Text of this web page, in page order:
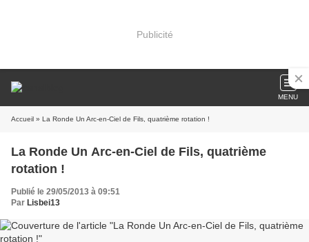
Publicité
MENU
Accueil » La Ronde Un Arc-en-Ciel de Fils, quatrième rotation !
La Ronde Un Arc-en-Ciel de Fils, quatrième
rotation !
Publié le 29/05/2013 à 09:51
Par Lisbei13